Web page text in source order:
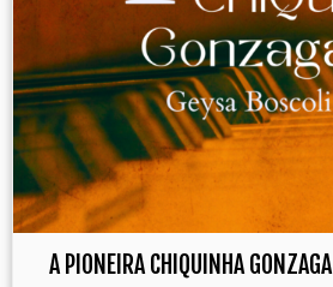
A PIONEIRA CHIQUINHA GONZAGA